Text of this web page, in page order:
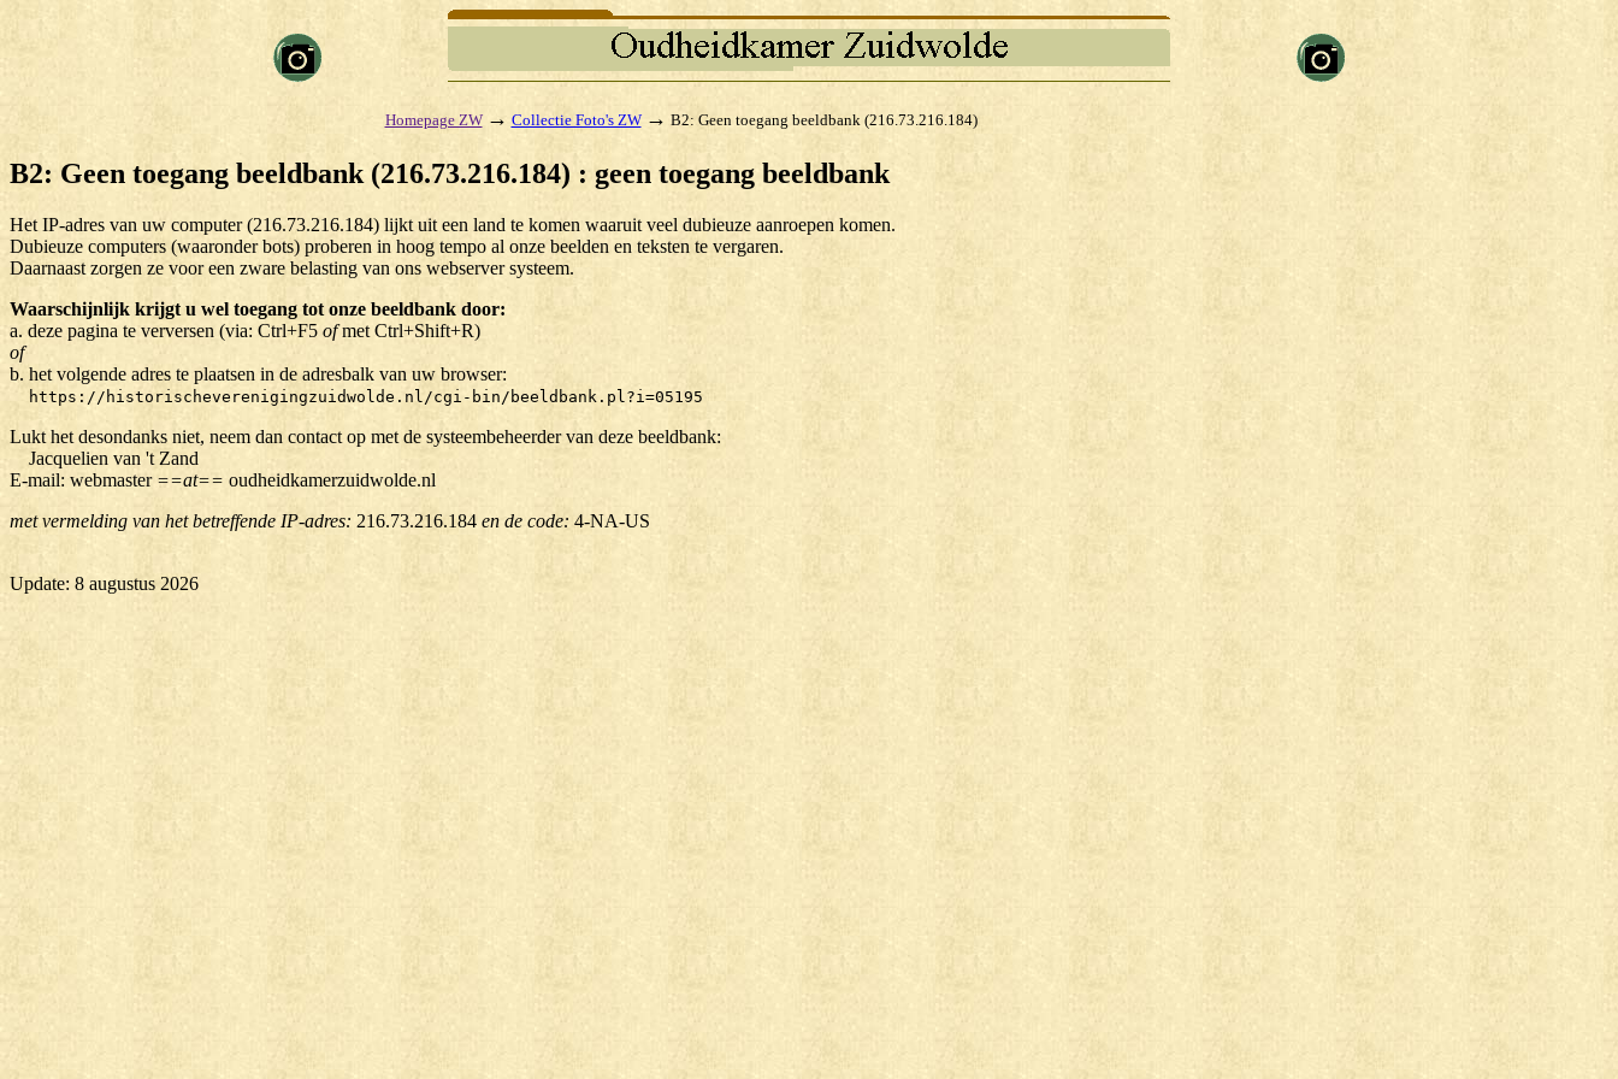
Homepage ZW → Collectie Foto's ZW → B2: Geen toegang beeldbank (216.73.216.184)
B2: Geen toegang beeldbank (216.73.216.184) : geen toegang beeldbank
Het IP-adres van uw computer (216.73.216.184) lijkt uit een land te komen waaruit veel dubieuze aanroepen komen.
Dubieuze computers (waaronder bots) proberen in hoog tempo al onze beelden en teksten te vergaren.
Daarnaast zorgen ze voor een zware belasting van ons webserver systeem.
Waarschijnlijk krijgt u wel toegang tot onze beeldbank door:
a. deze pagina te verversen (via: Ctrl+F5 ofmet Ctrl+Shift+R)
of
b. het volgende adres te plaatsen in de adresbalk van uw browser:
https://historischeverenigingzuidwolde.nl/cgi-bin/beeldbank.pl?i=05195
Lukt het desondanks niet, neem dan contact op met de systeembeheerder van deze beeldbank:
Jacquelien van 't Zand
E-mail: webmaster ==at== oudheidkamerzuidwolde.nl
met vermelding van het betreffende IP-adres: 216.73.216.184 en de code: 4-NA-US
Update: 8 augustus 2026